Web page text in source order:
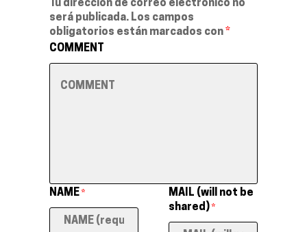
Tu dirección de correo electrónico no
será publicada. Los campos
obligatorios están marcados con *
COMMENT
NAME *
MAIL (will not be
shared) *